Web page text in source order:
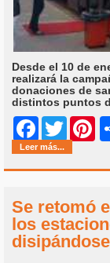
Desde el 10 de
realizará la
donaciones de
distintos puntos
Facebook
Twitter
Leer más...
Se retomó
los
disipándose